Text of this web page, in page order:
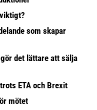
som skapar
det lättare att sälja
ETA och Brexit
mötet